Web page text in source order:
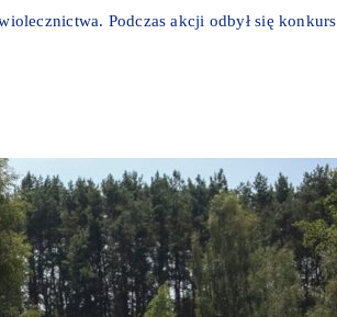
Podczas akcji odbył się konkurs